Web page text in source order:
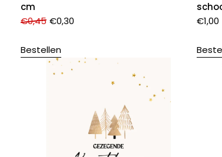
cm
€0,45 €0,30
Bestellen
€1,00